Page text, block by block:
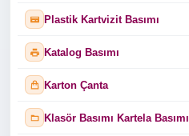
Plastik Kartvizit Basımı
Katalog Basımı
Karton Çanta
Klasör Basımı Kartela Basımı